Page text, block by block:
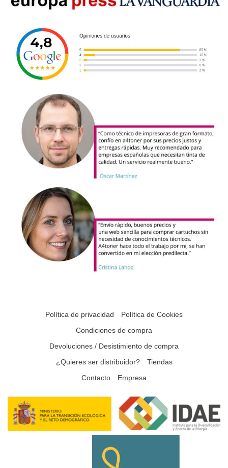
Política de privacidad
Política de Cookies
Condiciones de compra
Devoluciones / Desistimiento de compra
¿Quieres ser distribuidor?
Tiendas
Contacto
Empresa